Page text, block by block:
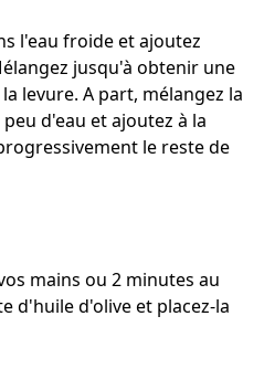
l'eau froide et ajoutez
jusqu'à obtenir une
levure. A part, mélangez la
d'eau et ajoutez à la
le reste de
mains ou 2 minutes au
d'huile d'olive et placez-la